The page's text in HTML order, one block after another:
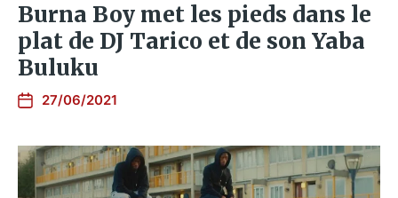
Burna Boy met les pieds dans le
plat de DJ Tarico et de son Yaba
Buluku
27/06/2021